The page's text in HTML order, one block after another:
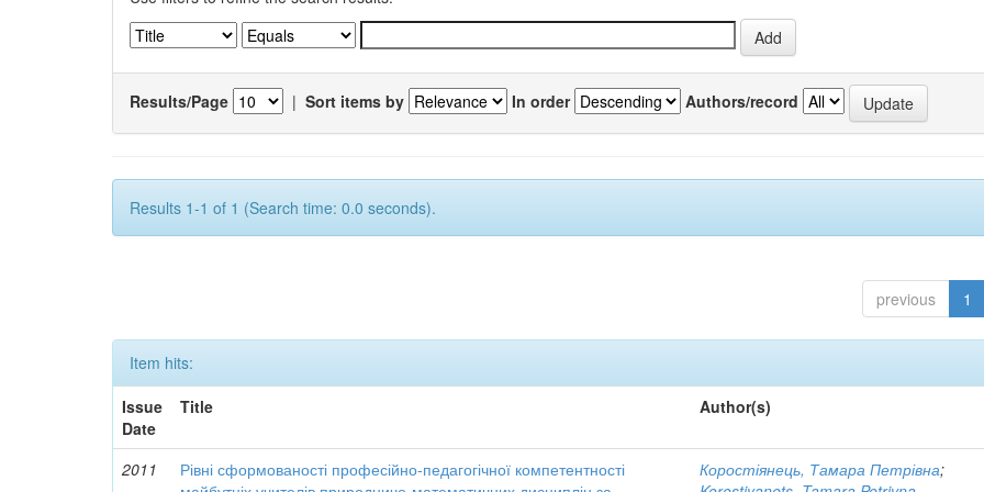
Results/Page | Sort items by In order Authors/record
Results 1-1 of 1 (Search time: 0.0 seconds).
previous 1
Item hits:
Issue
Date
Title Author(s)
2011
Рівні сформованості професійно-педагогічної компетентності
Коростіянець, Тамара Петрівна;